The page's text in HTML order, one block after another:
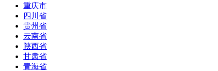
重庆市
四川省
贵州省
云南省
陕西省
甘肃省
青海省